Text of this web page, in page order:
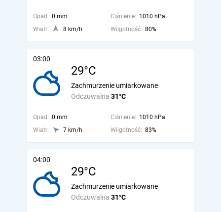
Opad: 0 mm Ciśnienie: 1010 hPa
Wiatr:
8 km/h Wilgotność: 80%
03:00
29°C
Odczuwalna 31°C
Zachmurzenie umiarkowane
Opad: 0 mm Ciśnienie: 1010 hPa
Wiatr:
7 km/h Wilgotność: 83%
04:00
29°C
Odczuwalna 31°C
Zachmurzenie umiarkowane